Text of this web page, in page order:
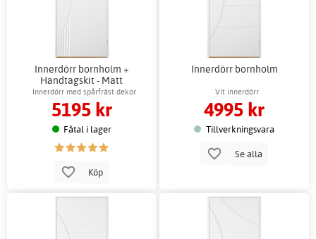
Innerdörr bornholm +
Handtagskit - Matt
Innerdörr med spårfräst dekor
5195 kr
Fåtal i lager
Köp
Innerdörr bornholm
Vit innerdörr
4995 kr
Tillverkningsvara
Se alla